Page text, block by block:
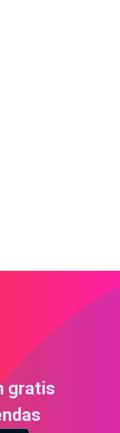
gratis